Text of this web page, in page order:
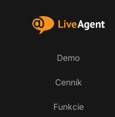
Demo
Cenník
Funkcie